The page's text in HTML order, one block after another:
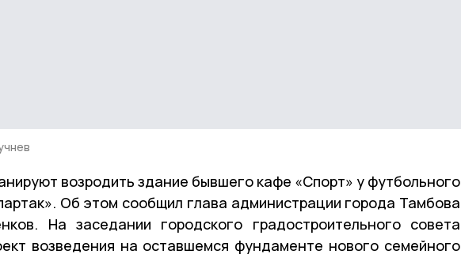
возродить здание бывшего кафе «Спорт» у футбольного
Об этом сообщил глава администрации города Тамбова
На заседании городского градостроительного совета
возведения на оставшемся фундаменте нового семейного